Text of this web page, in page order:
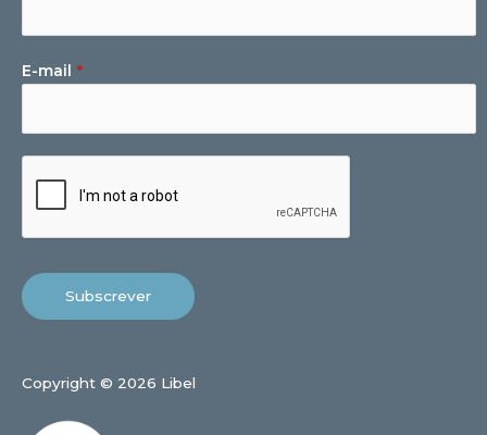
E-mail *
Subscrever
Copyright © 2026 Libel